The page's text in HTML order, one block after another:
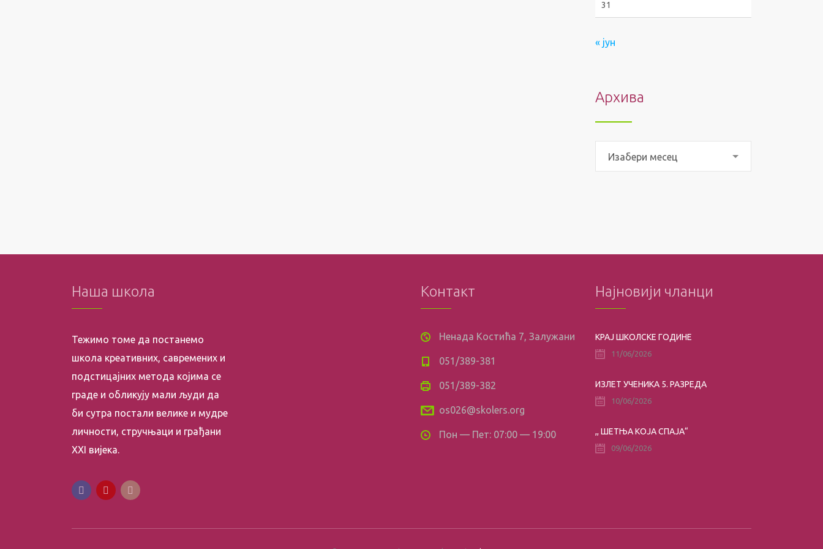
31
« јун
Архива
Изабери месец
Наша школа
Тежимо томе да постанемо
школа креативних, савремених и
подстицајних метода којима се
граде и обликују мали људи да
би сутра постали велике и мудре
личности, стручњаци и грађани
XXI вијека.
Контакт
Ненада Костића 7, Залужани
051/389-381
051/389-382
os026@skolers.org
Пон — Пет: 07:00 — 19:00
Најновији чланци
КРАЈ ШКОЛСКЕ ГОДИНЕ
11/06/2026
ИЗЛЕТ УЧЕНИКА 5. РАЗРЕДА
10/06/2026
,, ШЕТЊА КОЈА СПАЈА“
09/06/2026